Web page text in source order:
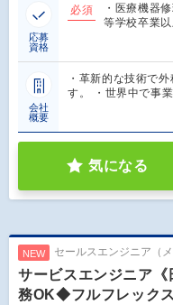
応募
資格
必須
・医療機器
等学校卒業
会社
概要
・革新的な技術で
す。 ・世界中で事
気になる
NEW セールスエンジニア（メ
サービスエンジニア
務OK◆フルフレックス